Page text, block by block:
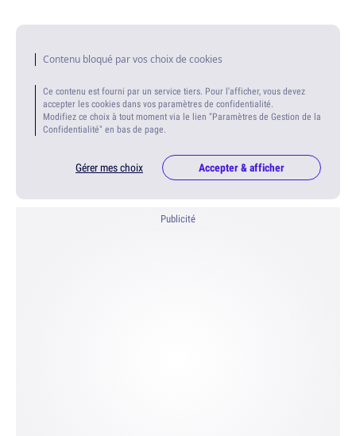
Contenu bloqué par vos choix de cookies
Ce contenu est fourni par un service tiers. Pour l'afficher, vous devez
accepter les cookies dans vos paramètres de confidentialité.
Modifiez ce choix à tout moment via le lien "Paramètres de Gestion de la
Confidentialité" en bas de page.
Gérer mes choix Accepter & afficher
Publicité